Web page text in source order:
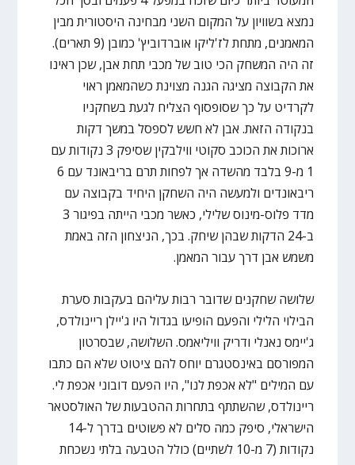
נמצא בשוויון על המקום השני מבחינה היסטורית מבין
המאמנים, מתחת לז'ליקו אוברדוביץ' כמובן (9 תארים).
זה היה המשחק הכי טוב של מכבי תחת אבן, שכן ראינו
את הקבוצה מציגה הגנה מצוינת כשהמאמן ראוי
לקרדיט על כך שסופסוף הצליח לגעת בשחקניו
בנקודה הזאת. אבן לא חשש לספסל במשך דקות
ארוכות את הכוכב סקוטי ווילבקין שסיפק 3 נקודות עם
1 מ-9 בלבד מהשדה אך לפחות תרם בריבאונד עם 6
ריבאונדים ולמעשה היה השחקן היחיד בקבוצה עם
מדד פלוס-מינוס שלילי, כאשר מכבי הייתה בפיגור 3
ב-24 הדקות שבהן שיחק. בכך, הניצחון הזה באמת
משמש אבן דרך עבור המאמן.
שלושה שחקנים שדובר רבות עליהם בעקבות סערת
הבילוי הלילי והפעם הופיעו בגדול היו ג'יילן ריינולדס,
ג'יימס נאנלי ודריק וויליאמס. השלושה, שבסרטון
המפורסם באינסטגרם יוחס להם ציטוט שלא הם כתבו
עם המילים "לא אכפת לנו", היו הפעם דובוני אכפת לי.
ריינולדס, שהשתתף בתחרות ההטבעות של האולסטאר
הישראלי, סיפק כמה סלים לא פשוטים בדרך ל-14
נקודות (7 מ-10 לשתיים) כולל הטבעה בלתי נשכחת